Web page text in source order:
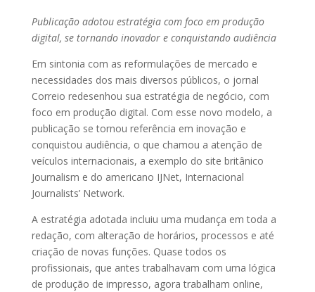
Publicação adotou estratégia com foco em produção
digital, se tornando inovador e conquistando audiência
Em sintonia com as reformulações de mercado e
necessidades dos mais diversos públicos, o jornal
Correio redesenhou sua estratégia de negócio, com
foco em produção digital. Com esse novo modelo, a
publicação se tornou referência em inovação e
conquistou audiência, o que chamou a atenção de
veículos internacionais, a exemplo do site britânico
Journalism e do americano IJNet, Internacional
Journalists’ Network.
A estratégia adotada incluiu uma mudança em toda a
redação, com alteração de horários, processos e até
criação de novas funções. Quase todos os
profissionais, que antes trabalhavam com uma lógica
de produção de impresso, agora trabalham online,